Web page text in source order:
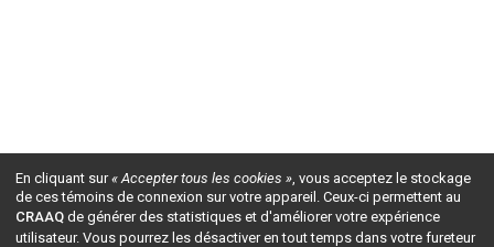
En cliquant sur« Accepter tous les cookies », vous acceptez le stockage
de ces témoins de connexion sur votre appareil. Ceux-ci permettent au
CRAAQ de générer des statistiques et d'améliorer votre expérience
utilisateur. Vous pourrez les désactiver en tout temps dans votre fureteur